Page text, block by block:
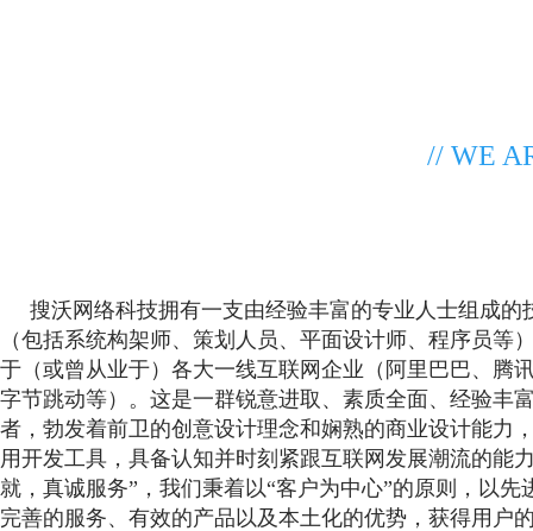
// WE
搜沃网络科技拥有一支由经验丰富的专业人士组成的
（包括系统构架师、策划人员、平面设计师、程序员等
于（或曾从业于）各大一线互联网企业（阿里巴巴、腾
字节跳动等）。这是一群锐意进取、素质全面、经验丰
者，勃发着前卫的创意设计理念和娴熟的商业设计能力
用开发工具，具备认知并时刻紧跟互联网发展潮流的能
就，真诚服务”，我们秉着以“客户为中心”的原则，以先
完善的服务、有效的产品以及本土化的优势，获得用户